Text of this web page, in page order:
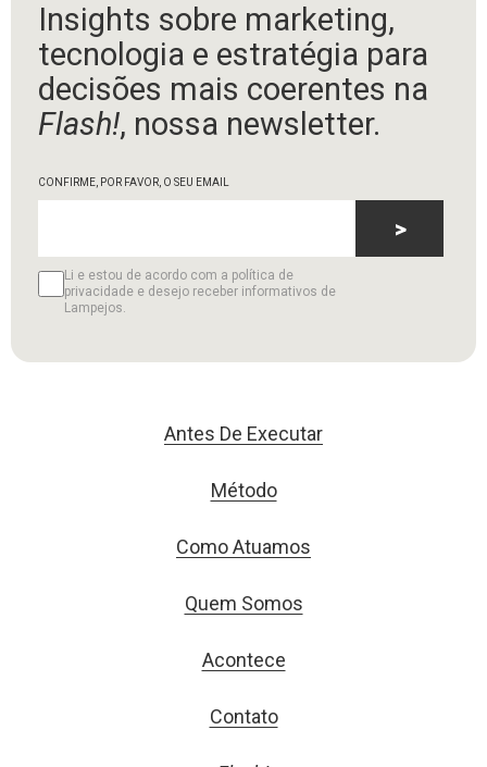
Insights sobre marketing,
tecnologia e estratégia para
decisões mais coerentes na
Flash!, nossa newsletter.
CONFIRME, POR FAVOR, O SEU EMAIL
Li e estou de acordo com a política de
privacidade e desejo receber informativos de
Lampejos.
>
Antes De Executar
Método
Como Atuamos
Quem Somos
Acontece
Contato